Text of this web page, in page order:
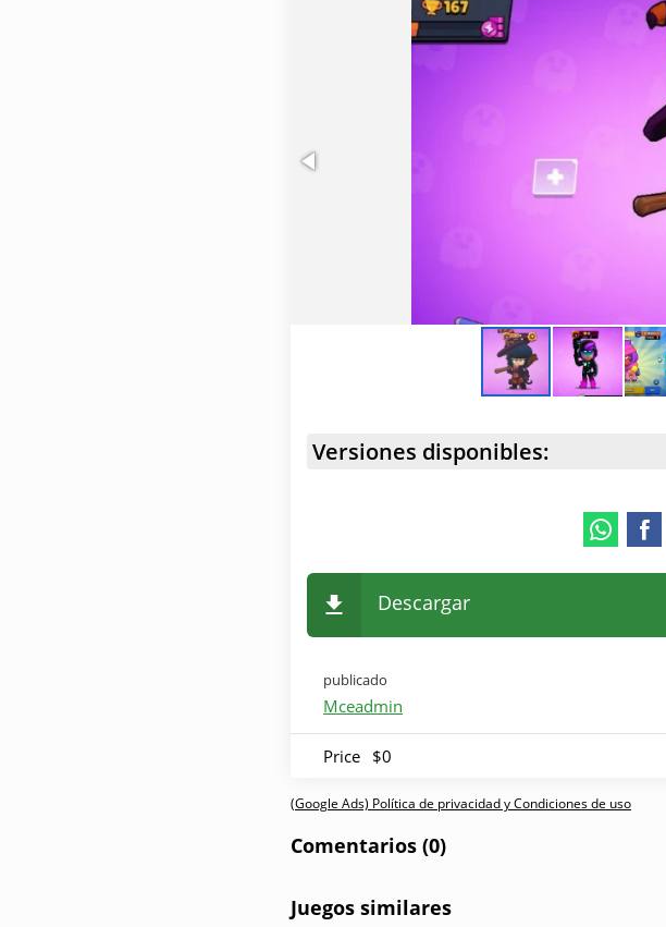
Versiones disponibles:
Descargar
publicado
Mceadmin
Price $0
(Google Ads) Política de privacidad y Condiciones de uso
Comentarios (0)
Juegos similares